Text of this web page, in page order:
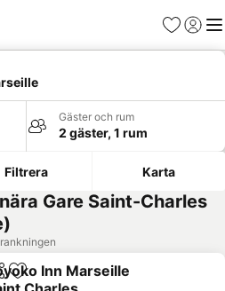
Favoriter
Logga
Gäster och rum
2 gäster, 1 rum
Filtrera Karta
Gare Saint-Charles
Lägg till i Mina Favoriter
Inn Marseille